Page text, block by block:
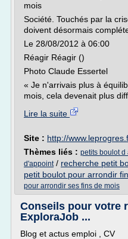
mois
Société. Touchés par la
doivent désormais
Le 28/08/2012 à 06:00
Réagir Réagir ()
Photo Claude Essertel
« Je n'arrivais plus à
mois, cela devenait plus
Lire la suite
Site : http://
Thèmes liés : petits boulot d
d'appoint/ recherche petit
petit boulot pour arrondir
pour arrondir ses fins de mois
Conseils pour votre
ExploraJob ...
Blog et actus emploi , CV